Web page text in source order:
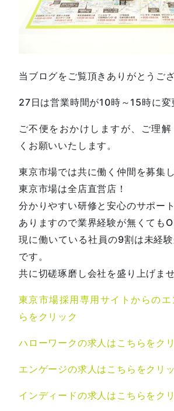
当ブログをご覧頂きありがとうござ
27日は営業時間が10時～15時に変
ご不便をおかけしますが、ご理
くお願いいたします。
東京市場では共に働く仲間を募集
東京市場は全店直営店！
分かりやすい研修と安心のサポー
ありますので業界経験が無くても
現に働いている社員の9割は未経
です。
共に切磋琢磨し会社を盛り上げま
東京市場採用専用サイトからのエ
らをクリック
ハローワークの求人はこちらをク
エンゲージの求人はこちらをクリ
インディードの求人はこちらをク